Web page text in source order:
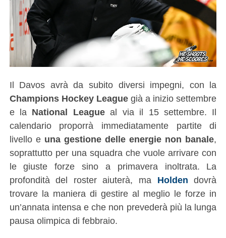
Il Davos avrà da subito diversi impegni, con la
Champions Hockey Leaguegià a inizio settembre
e la National Leagueal via il 15 settembre. Il
calendario proporrà immediatamente partite di
livello e una gestione delle energie non banale,
soprattutto per una squadra che vuole arrivare con
le giuste forze sino a primavera inoltrata. La
profondità del roster aiuterà, ma Holden dovrà
trovare la maniera di gestire al meglio le forze in
un’annata intensa e che non prevederà più la lunga
pausa olimpica di febbraio.